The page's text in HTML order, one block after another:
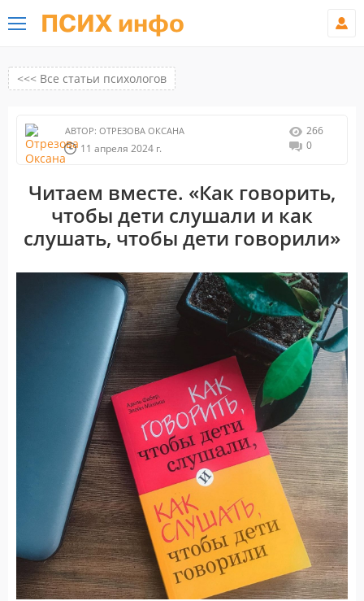
ПСИХ инфо
<<< Все статьи психологов
АВТОР: ОТРЕЗОВА ОКСАНА
11 апреля 2024 г.
266
0
Читаем вместе. «Как говорить,
чтобы дети слушали и как
слушать, чтобы дети говорили»